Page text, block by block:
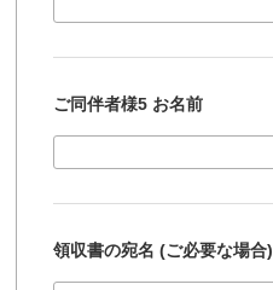
ご同伴者様5 お名前
領収書の宛名 (ご必要な場合)